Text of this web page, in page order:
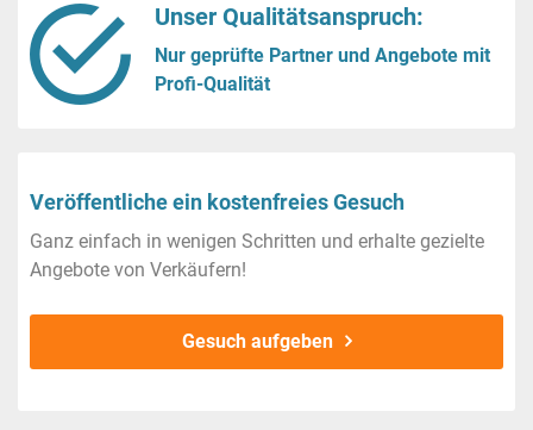
Unser Qualitätsanspruch:
Nur geprüfte Partner und Angebote mit
Profi-Qualität
Veröffentliche ein kostenfreies Gesuch
Ganz einfach in wenigen Schritten und erhalte gezielte
Angebote von Verkäufern!
Gesuch aufgeben